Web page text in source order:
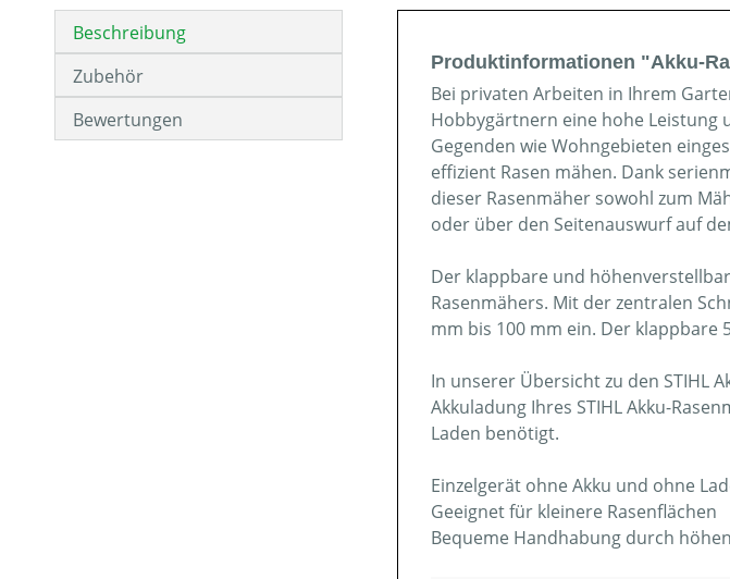
Beschreibung
Zubehör
Bewertungen
Produktinformationen "Akku-
Bei privaten Arbeiten in Ihrem
Hobbygärtnern eine hohe Leistung
Gegenden wie Wohngebieten
effizient Rasen mähen. Dank
dieser Rasenmäher sowohl zum
oder über den Seitenauswurf auf
Der klappbare und
Rasenmähers. Mit der zentralen
mm bis 100 mm ein. Der klappbare
In unserer Übersicht zu den STIHL
Akkuladung Ihres STIHL Akku-
Laden benötigt.
Einzelgerät ohne Akku und ohne
Geeignet für kleinere Rasenflächen
Bequeme Handhabung durch